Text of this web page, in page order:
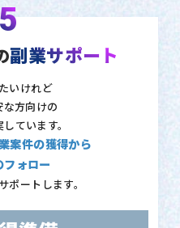
副業サポート
いけれど
な方向けの
ています。
案件の獲得から
フォロー
ポートします。